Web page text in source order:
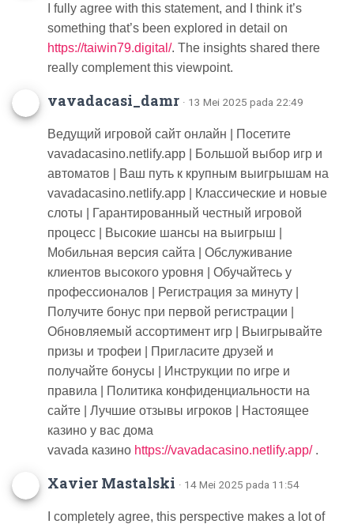
I fully agree with this statement, and I think it’s
something that’s been explored in detail on
https://taiwin79.digital/. The insights shared there
really complement this viewpoint.
vavadacasi_damr · 13 Mei 2025 pada 22:49
Ведущий игровой сайт онлайн | Посетите
vavadacasino.netlify.app | Большой выбор игр и
автоматов | Ваш путь к крупным выигрышам на
vavadacasino.netlify.app | Классические и новые
слоты | Гарантированный честный игровой
процесс | Высокие шансы на выигрыш |
Мобильная версия сайта | Обслуживание
клиентов высокого уровня | Обучайтесь у
профессионалов | Регистрация за минуту |
Получите бонус при первой регистрации |
Обновляемый ассортимент игр | Выигрывайте
призы и трофеи | Пригласите друзей и
получайте бонусы | Инструкции по игре и
правила | Политика конфиденциальности на
сайте | Лучшие отзывы игроков | Настоящее
казино у вас дома
vavada казино https://vavadacasino.netlify.app/.
Xavier Mastalski · 14 Mei 2025 pada 11:54
I completely agree, this perspective makes a lot of